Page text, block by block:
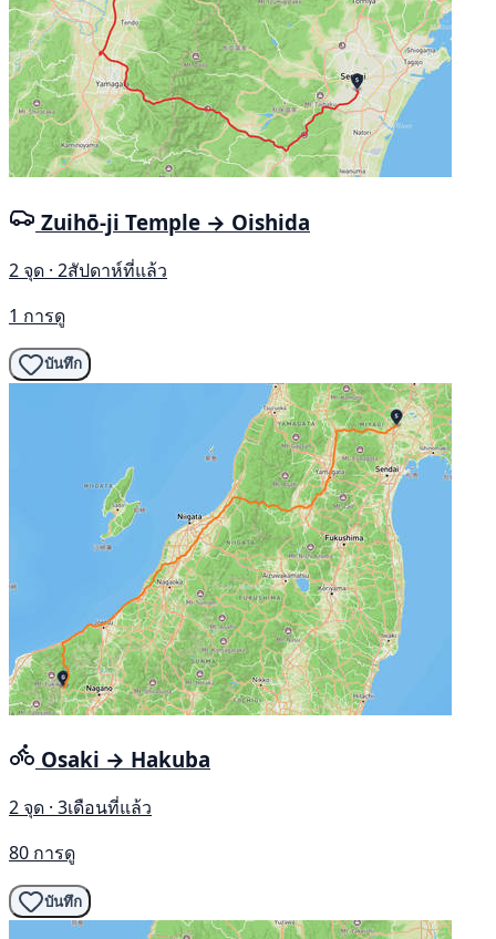
Zuihō-ji Temple → Oishida
2 จุด · 2สัปดาห์ที่แล้ว
1 การดู
บันทึก
Osaki → Hakuba
2 จุด · 3เดือนที่แล้ว
80 การดู
บันทึก